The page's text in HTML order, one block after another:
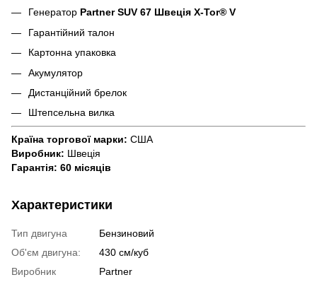
Генератор Partner SUV 67 Швеція X-Tor® V
Гарантійний талон
Картонна упаковка
Акумулятор
Дистанційний брелок
Штепсельна вилка
Країна торгової марки: США
Виробник: Швеція
Гарантія: 60 місяців
Характеристики
Тип двигуна
Бензиновий
Об'єм двигуна:
430 см/куб
Виробник
Partner